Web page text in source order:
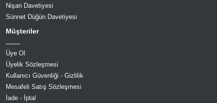
Nişan Davetiyesi
Sünnet Düğün Davetiyesi
Müşteriler
Üye Ol
Üyelik Sözleşmesi
Kullanıcı Güvenliği - Gizlilik
Mesafeli Satış Sözleşmesi
İade - İptal